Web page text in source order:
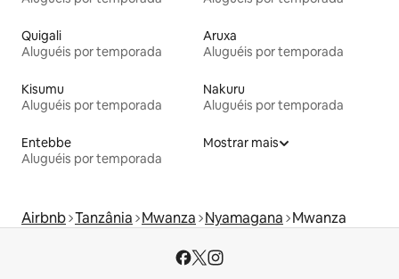
Quigali
Aluguéis por temporada
Aruxa
Aluguéis por temporada
Kisumu
Aluguéis por temporada
Nakuru
Aluguéis por temporada
Entebbe
Aluguéis por temporada
Mostrar mais
Airbnb Tanzânia Mwanza Nyamagana Mwanza